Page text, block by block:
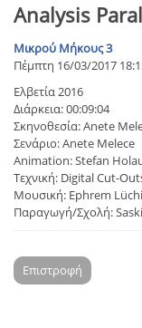
Analysis
Μικρού Μήκους 3
Πέμπτη 16/03/2017
Ελβετία 2016
Διάρκεια: 00:09:04
Σκηνοθεσία: Anete
Σενάριο: Anete Melece
Animation: Stefan
Τεχνική: Digital Cut-
Μουσική: Ephrem
Παραγωγή/Σχολή:
Επιστροφή